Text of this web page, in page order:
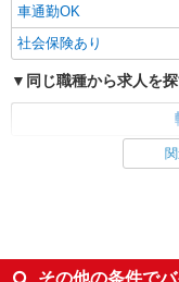
車通勤OK
社会保険あり
同じ職種から求人を
同じ特徴から求人を
交通費支給
その他の条件で